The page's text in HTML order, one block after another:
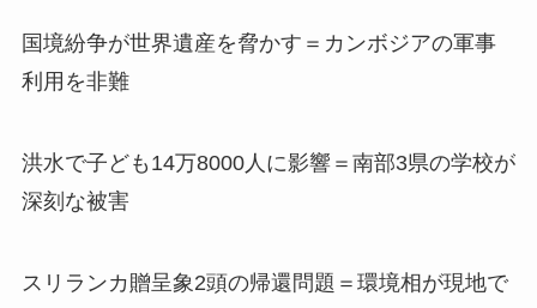
国境紛争が世界遺産を脅かす＝カンボジアの軍事
利用を非難
洪水で子ども14万8000人に影響＝南部3県の学校が
深刻な被害
スリランカ贈呈象2頭の帰還問題＝環境相が現地で